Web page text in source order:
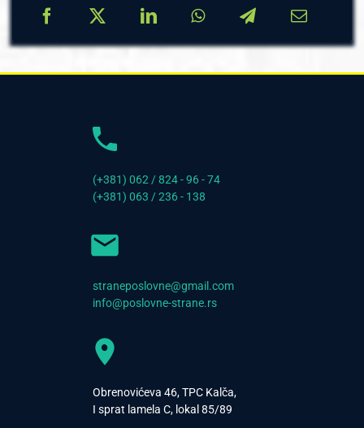
(+381) 062 / 824 - 96 - 74
(+381) 063 / 236 - 138
straneposlovne@gmail.com
info@poslovne-strane.rs
Obrenovićeva 46, TPC Kalča,
I sprat lamela C, lokal 85/89